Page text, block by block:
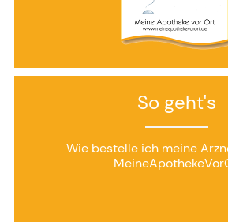
So geht's
Wie bestelle ich meine